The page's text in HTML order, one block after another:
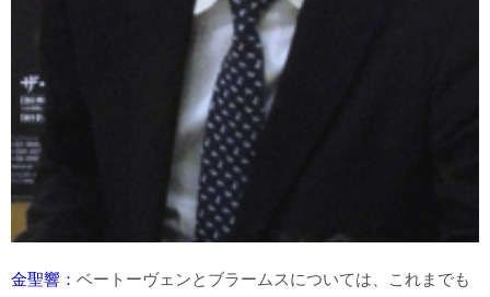
金聖響： ベートーヴェンとブラームスについては、これまでも